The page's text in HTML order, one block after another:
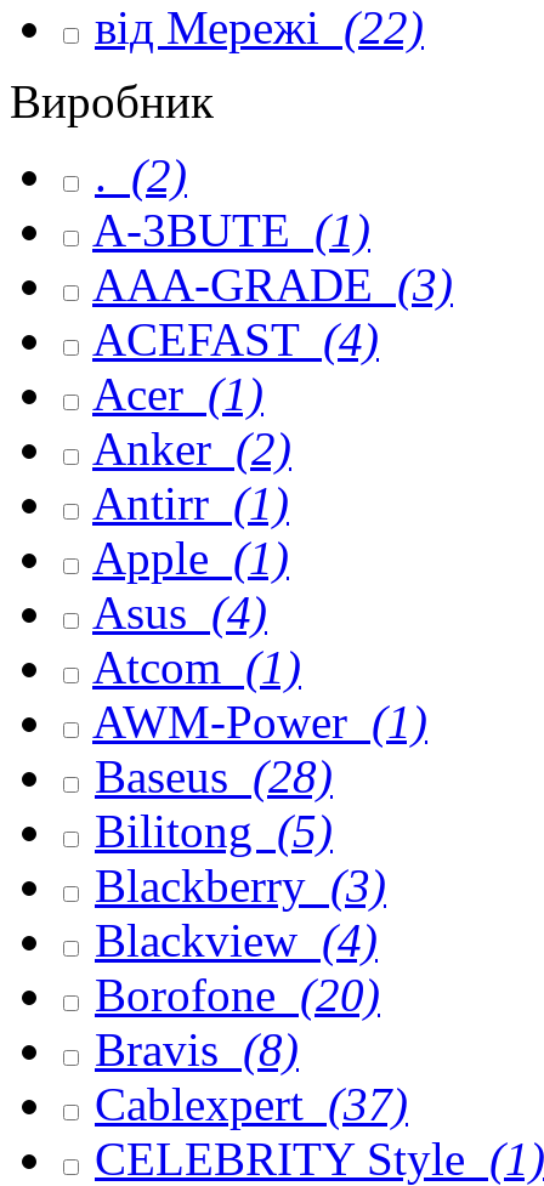
від Мережі (22)
Виробник
. (2)
A-3BUTE (1)
AAA-GRADE (3)
ACEFAST (4)
Acer (1)
Anker (2)
Antirr (1)
Apple (1)
Asus (4)
Atcom (1)
AWM-Power (1)
Baseus (28)
Bilitong (5)
Blackberry (3)
Blackview (4)
Borofone (20)
Bravis (8)
Cablexpert (37)
CELEBRITY Style (1)